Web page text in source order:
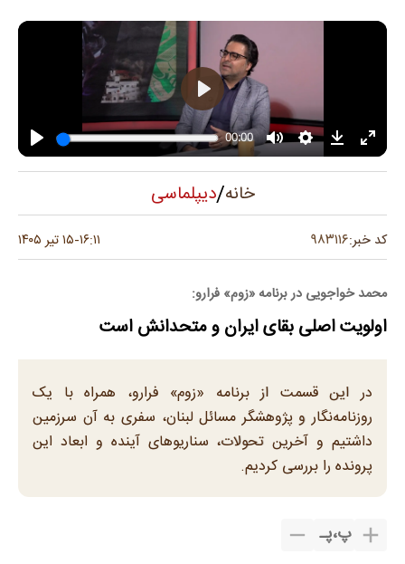
خانه/دیپلماسی
کد خبر:۹۸۳۱۱۶ ۱۶:۱۱-۱۵ تیر ۱۴۰۵
محمد خواجویی در برنامه «زوم» فرارو:
اولویت اصلی بقای ایران و متحدانش است
در این قسمت از برنامه «زوم» فرارو، همراه با یک
روزنامه‌نگار و پژوهشگر مسائل لبنان، سفری به آن سرزمین
داشتیم و آخرین تحولات، سناریوهای آینده و ابعاد این
پرونده را بررسی کردیم.
پ،پـ